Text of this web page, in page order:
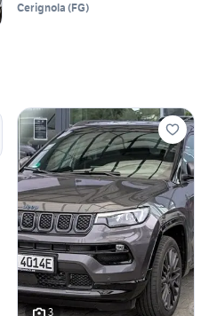
Cerignola (FG)
3